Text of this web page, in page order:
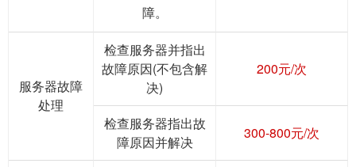
障。
服务器故障
处理
检查服务器并指出
故障原因(不包含解
决)
200元/次
检查服务器指出故
障原因并解决
300-800元/次